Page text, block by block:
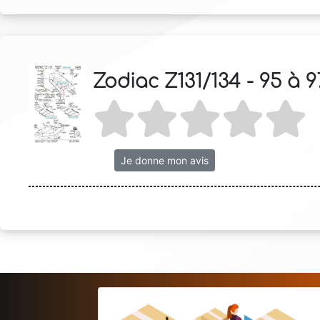
Zodiac Z131/134 - 95 à
Je donne mon avis